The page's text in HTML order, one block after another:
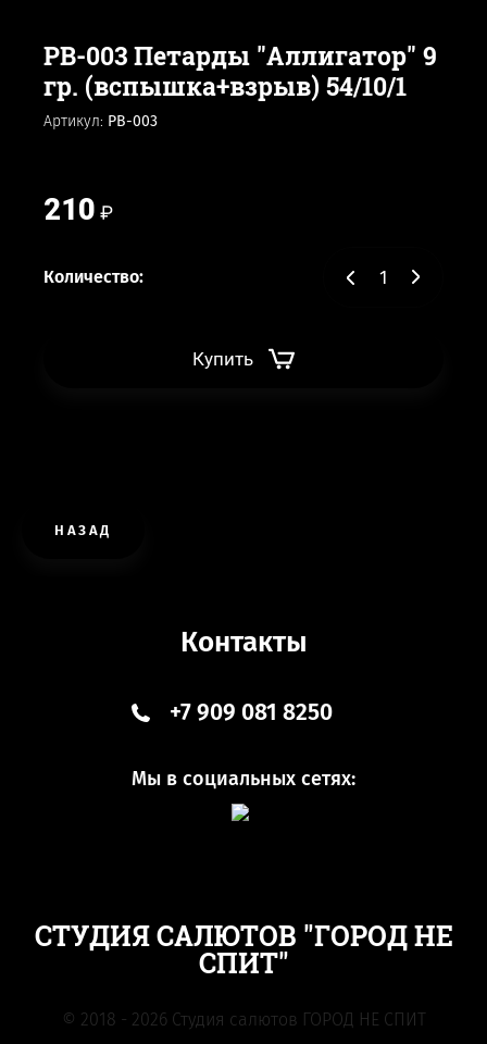
PB-003 Петарды "Аллигатор" 9
гр. (вспышка+взрыв) 54/10/1
Артикул: PB-003
210
Количество:
Купить
НАЗАД
СТУДИЯ САЛЮТОВ "ГОРОД НЕ
СПИТ"
© 2018 - 2026 Студия салютов ГОРОД НЕ СПИТ
Контакты
+7 909 081 8250
Мы в социальных сетях: